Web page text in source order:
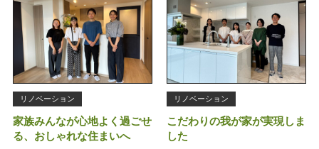
リノベーション
家族みんなが心地よく過ごせ
る、おしゃれな住まいへ
リノベーション
こだわりの我が家が実現しま
した